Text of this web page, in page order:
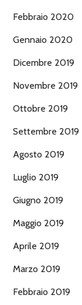
Febbraio 2020
Gennaio 2020
Dicembre 2019
Novembre 2019
Ottobre 2019
Settembre 2019
Agosto 2019
Luglio 2019
Giugno 2019
Maggio 2019
Aprile 2019
Marzo 2019
Febbraio 2019